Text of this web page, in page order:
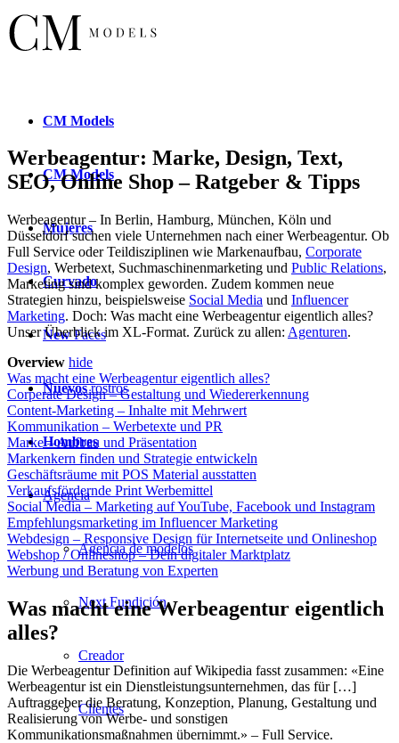
CM Models
CMModels
Mujeres
Curvado
NewFaces
Nuevosrostros
Hombres
Agencia
Agencia de modelos
Next Fundición
Creador
Clientes
Werbeagentur: Marke, Design, Text,
SEO, Online Shop – Ratgeber & Tipps
Werbeagentur – In Berlin, Hamburg, München, Köln und
Düsseldorf suchen viele Unternehmen nach einer Werbeagentur. Ob
Full Service oder Teildisziplinen wie Markenaufbau, Corporate
Design, Werbetext, Suchmaschinenmarketing und Public Relations,
Marketing sind komplex geworden. Zudem kommen neue
Strategien hinzu, beispielsweise Social Media und Influencer
Marketing. Doch: Was macht eine Werbeagentur eigentlich alles?
Unser Überblick im XL-Format. Zurück zu allen: Agenturen.
Overview hide
Was macht eine Werbeagentur eigentlich alles?
Corperate Design – Gestaltung und Wiedererkennung
Content-Marketing – Inhalte mit Mehrwert
Kommunikation – Werbetexte und PR
Marke – Aufbau und Präsentation
Markenkern finden und Strategie entwickeln
Geschäftsräume mit POS Material ausstatten
Verkaufsfördernde Print Werbemittel
Social Media – Marketing auf YouTube, Facebook und Instagram
Empfehlungsmarketing im Influencer Marketing
Webdesign – Responsive Design für Internetseite und Onlineshop
Webshop / Onlineshop – Dein digitaler Marktplatz
Werbung und Beratung von Experten
Was macht eine Werbeagentur eigentlich
alles?
Die Werbeagentur Definition auf Wikipedia fasst zusammen: «Eine
Werbeagentur ist ein Dienstleistungsunternehmen, das für […]
Auftraggeber die Beratung, Konzeption, Planung, Gestaltung und
Realisierung von Werbe- und sonstigen
Kommunikationsmaßnahmen übernimmt.» – Full Service.